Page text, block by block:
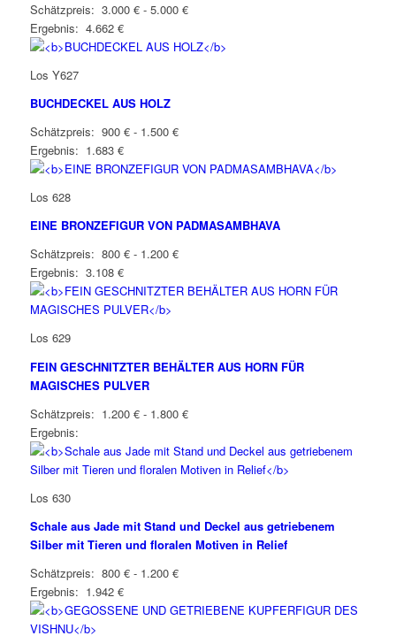
Schätzpreis: 3.000 € - 5.000 €
Ergebnis: 4.662 €
Los Y627
BUCHDECKEL AUS HOLZ
Schätzpreis: 900 € - 1.500 €
Ergebnis: 1.683 €
Los 628
EINE BRONZEFIGUR VON PADMASAMBHAVA
Schätzpreis: 800 € - 1.200 €
Ergebnis: 3.108 €
Los 629
FEIN GESCHNITZTER BEHÄLTER AUS HORN FÜR
MAGISCHES PULVER
Schätzpreis: 1.200 € - 1.800 €
Ergebnis:
Los 630
Schale aus Jade mit Stand und Deckel aus getriebenem
Silber mit Tieren und floralen Motiven in Relief
Schätzpreis: 800 € - 1.200 €
Ergebnis: 1.942 €